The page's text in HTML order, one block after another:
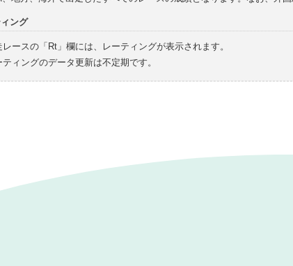
ング
レースの「Rt」欄には、レーティングが表示されます。
ティングのデータ更新は不定期です。